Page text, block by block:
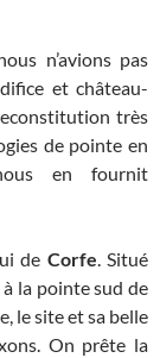
n’avions pas
et château-
très
de pointe en
en fournit
de Corfe. Situé
à la pointe sud de
le site et sa belle
On prête la